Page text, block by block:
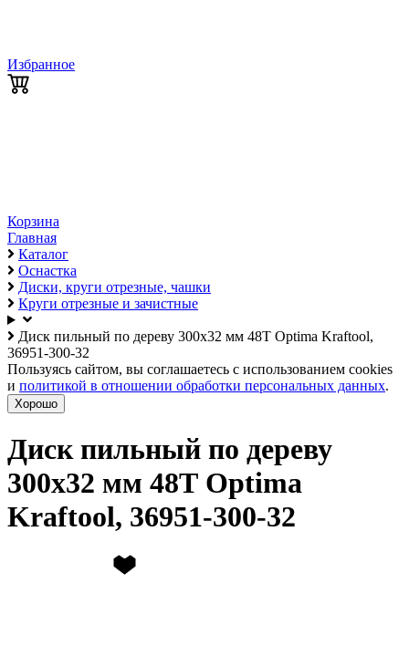
Избранное
Корзина
Главная
Каталог
Оснастка
Диски, круги отрезные, чашки
Круги отрезные и зачистные
Диск пильный по дереву 300х32 мм 48Т Optima Kraftool,
36951-300-32
Пользуясь сайтом, вы соглашаетесь с использованием cookies
и политикой в отношении обработки персональных данных.
Хорошо
Диск пильный по дереву
300х32 мм 48Т Optima
Kraftool, 36951-300-32